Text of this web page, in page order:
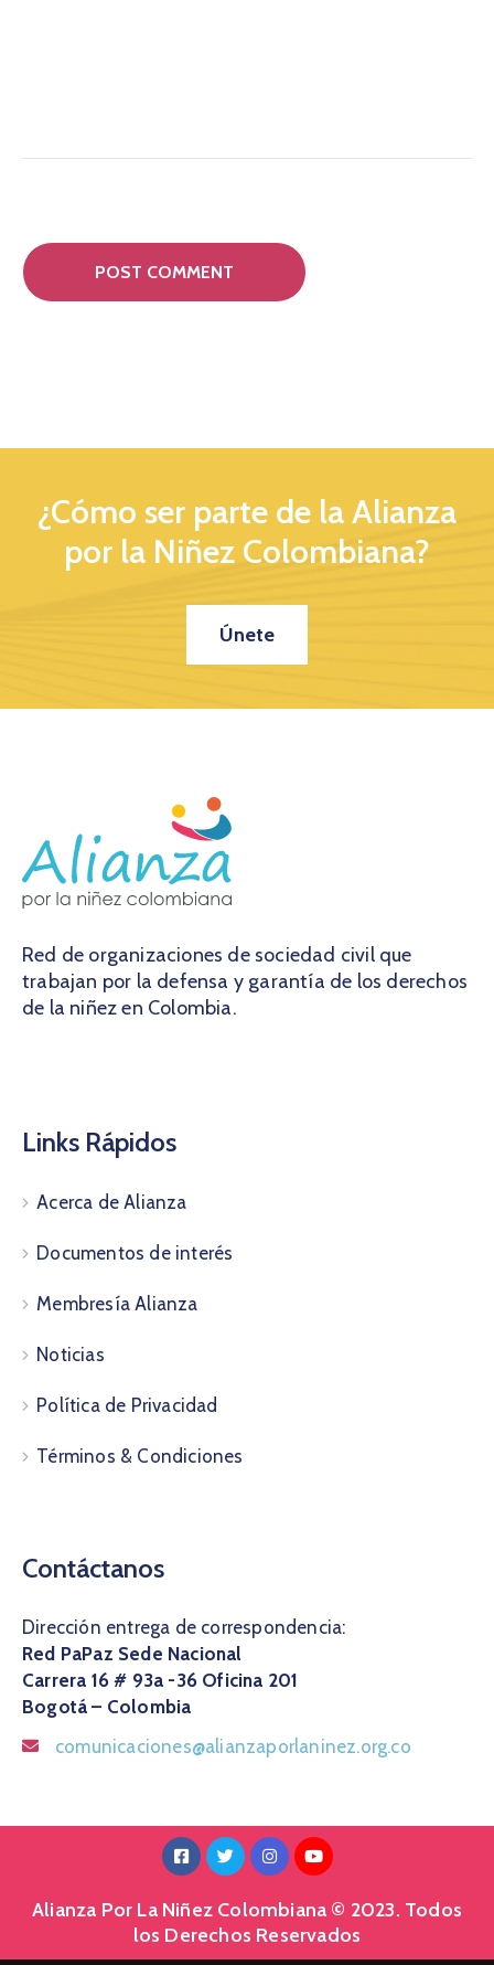
¿Cómo ser parte de la Alianza
por la Niñez Colombiana?
Únete
Red de organizaciones de sociedad civil que
trabajan por la defensa y garantía de los derechos
de la niñez en Colombia.
Links Rápidos
Acerca de Alianza
Documentos de interés
Membresía Alianza
Noticias
Política de Privacidad
Términos & Condiciones
Contáctanos
Dirección entrega de correspondencia:
Red PaPaz Sede Nacional
Carrera 16 # 93a -36 Oficina 201
Bogotá – Colombia
comunicaciones@alianzaporlaninez.org.co
Alianza Por La Niñez Colombiana © 2023. Todos
los Derechos Reservados